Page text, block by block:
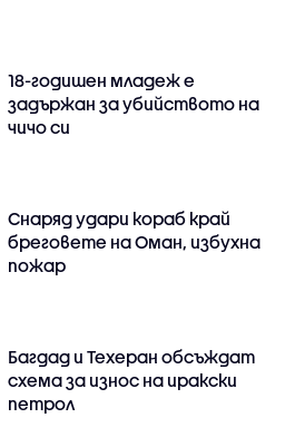
18-годишен младеж е
задържан за убийството на
чичо си
Снаряд удари кораб край
бреговете на Оман, избухна
пожар
Багдад и Техеран обсъждат
схема за износ на иракски
петрол